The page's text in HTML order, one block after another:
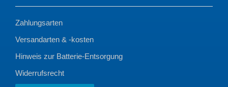
Zahlungsarten
Versandarten & -kosten
Hinweis zur Batterie-Entsorgung
Widerrufsrecht